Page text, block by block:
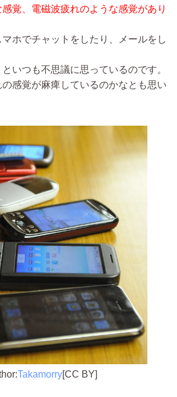
覚、電磁波疲れのような感覚があり
ホでチャットをしたり、メールをし
いつも不思議に思っているのです。
感覚が麻痺しているのかなとも思い
Takamorry[CC BY]